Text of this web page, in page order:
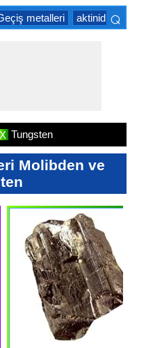
metalleri aktinid ⌕
X Tungsten
Molibden ve